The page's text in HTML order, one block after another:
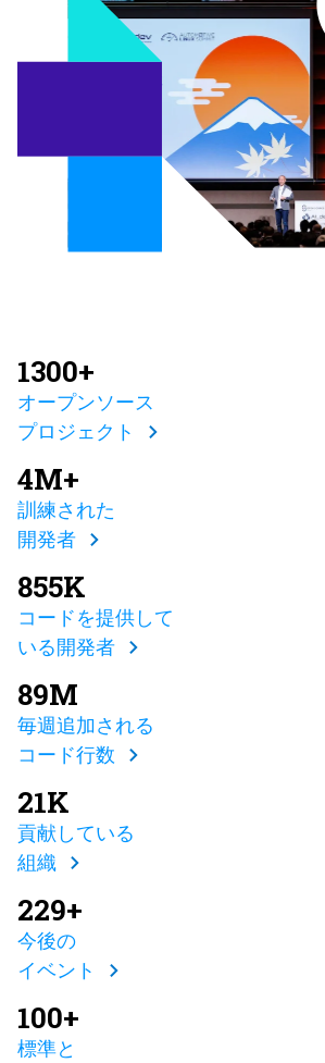
1300+
オープンソース
プロジェクト
4M+
訓練された
開発者
855K
コードを提供して
いる開発者
89M
毎週追加される
コード行数
21K
貢献している
組織
229+
今後の
イベント
100+
標準と